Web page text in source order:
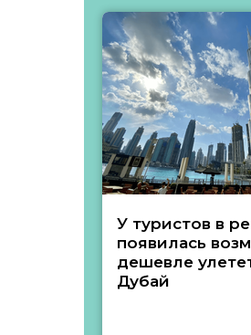
У туристов в
появилась
дешевле
Дубай